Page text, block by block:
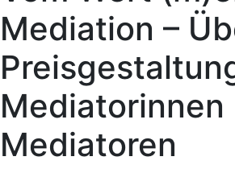
Mediation –
Mediatorinnen
Mediatoren